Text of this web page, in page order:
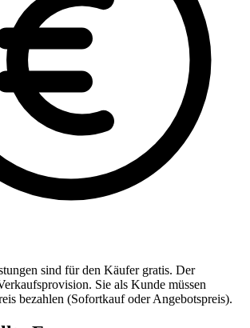
sind für den Käufer gratis. Der
Sie als Kunde müssen
bezahlen (Sofortkauf oder Angebotspreis).